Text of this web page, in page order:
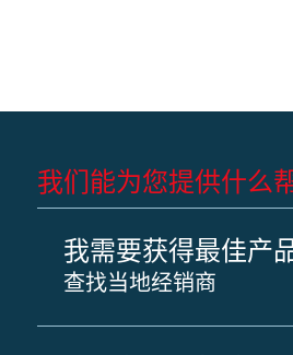
我们能为您提供什么
我需要获得最佳产
查找当地经销商